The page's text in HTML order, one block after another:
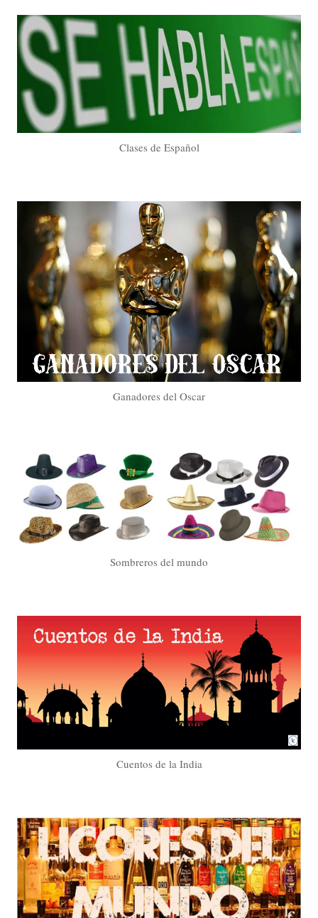
Clases de Español
Ganadores del Oscar
Sombreros del mundo
Cuentos de la India